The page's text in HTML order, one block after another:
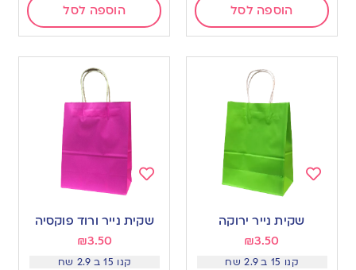
הוספה לסל הוספה לסל
wishlist
שקית נייר ירוקה
₪3.50
קנו 15 ב 2.9 שח
to
wishlist
שקית נייר ורוד פוקסיה
₪3.50
קנו 15 ב 2.9 שח